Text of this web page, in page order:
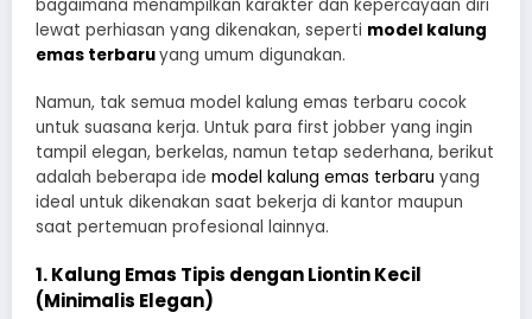
bagaimana menampilkan karakter dan kepercayaan diri
lewat perhiasan yang dikenakan, seperti model kalung
emas terbaruyang umum digunakan.
Namun, tak semua model kalung emas terbaru cocok
untuk suasana kerja. Untuk para first jobber yang ingin
tampil elegan, berkelas, namun tetap sederhana, berikut
adalah beberapa ide model kalung emas terbaru yang
ideal untuk dikenakan saat bekerja di kantor maupun
saat pertemuan profesional lainnya.
1. Kalung Emas Tipis dengan Liontin Kecil
(Minimalis Elegan)